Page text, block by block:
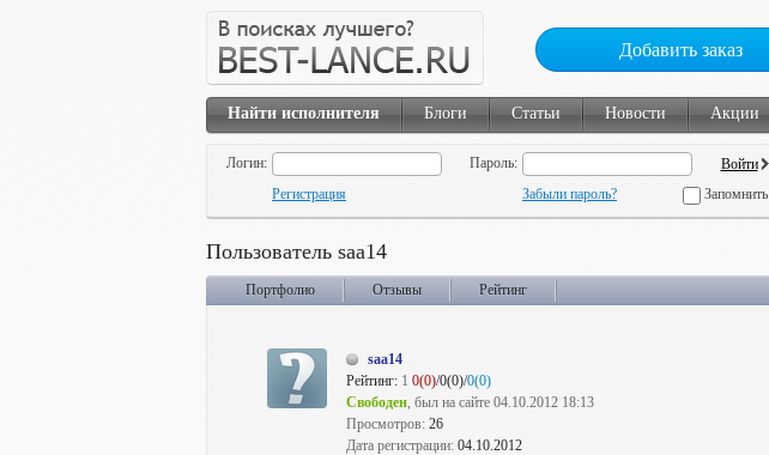
Добавить заказ
Найти исполнителя Блоги Статьи Новости Акции
Логин:
Пароль:
Регистрация
Забыли пароль? Запомнить
Пользователь saa14
Портфолио Отзывы Рейтинг
saa14
Рейтинг: 1 0(0)/0(0)/0(0)
Свободен, был на сайте 04.10.2012 18:13
Просмотров: 26
Дата регистрации: 04.10.2012